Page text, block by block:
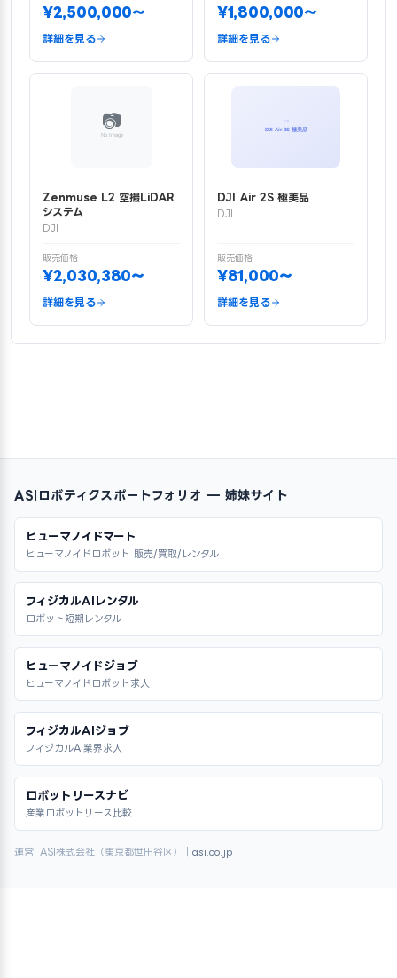
¥2,500,000〜
詳細を見る
¥1,800,000〜
詳細を見る
Zenmuse L2 空撮LiDAR
システム
DJI
販売価格
¥2,030,380〜
詳細を見る
DJI Air 2S 極美品
DJI
販売価格
¥81,000〜
詳細を見る
ASIロボティクスポートフォリオ — 姉妹サイト
ヒューマノイドマート
ヒューマノイドロボット 販売/買取/レンタル
フィジカルAIレンタル
ロボット短期レンタル
ヒューマノイドジョブ
ヒューマノイドロボット求人
フィジカルAIジョブ
フィジカルAI業界求人
ロボットリースナビ
産業ロボットリース比較
運営: ASI株式会社（東京都世田谷区）｜ asi.co.jp